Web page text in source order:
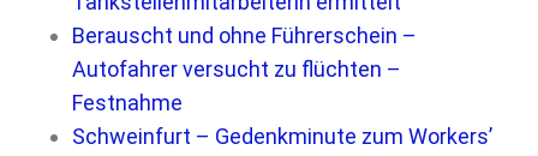
Berauscht und ohne Führerschein –
Autofahrer versucht zu flüchten –
Festnahme
Schweinfurt – Gedenkminute zum Workers’